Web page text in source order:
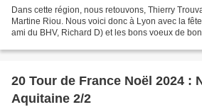
Dans cette région, nous retouvons, Thierry
Martine Riou. Nous voici donc à Lyon avec la
ami du BHV, Richard D) et les bons voeux de
20 Tour de France Noël 2024 :
Aquitaine 2/2